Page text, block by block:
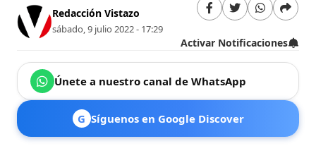
Redacción Vistazo
sábado, 9 julio 2022 - 17:29
Activar Notificaciones
Únete a nuestro canal de WhatsApp
G Síguenos en Google Discover